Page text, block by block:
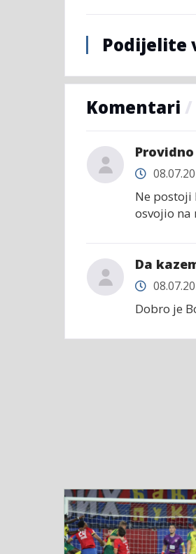
Podijelite
Komentari /
Providno
Ne postoji
osvojio na
Da
Dobro je